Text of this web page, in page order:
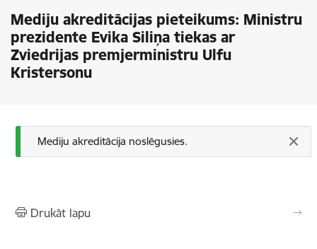
Mediju akreditācijas pieteikums: Ministru
prezidente Evika Siliņa tiekas ar
Zviedrijas premjerministru Ulfu
Kristersonu
Statusa ziņojums
Mediju akreditācija noslēgusies.
Drukāt lapu